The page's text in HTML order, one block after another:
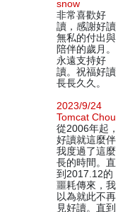
snow
非常喜歡好
讀，感謝好讀
無私的付出與
陪伴的歲月。
永遠支持好
讀。祝福好讀
長長久久。
2023/9/24
Tomcat Chou
從2006年起，
好讀就這麼伴
我度過了這麼
長的時間。直
到2017.12的
噩耗傳來，我
以為就此不再
見好讀。直到